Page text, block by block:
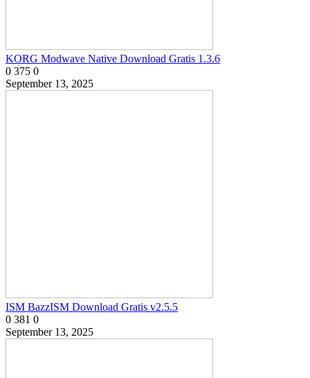
KORG Modwave Native Download Gratis 1.3.6
0 375 0
September 13, 2025
ISM BazzISM Download Gratis v2.5.5
0 381 0
September 13, 2025